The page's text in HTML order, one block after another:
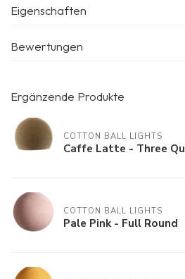
Eigenschaften
Bewertungen
Ergänzende Produkte
COTTON BALL LIGHTS
Caffe Latte - Three
COTTON BALL LIGHTS
Pale Pink - Full Round